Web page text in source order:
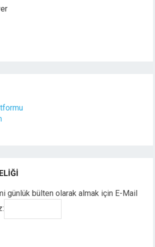
günlük bülten olarak almak için E-Mail